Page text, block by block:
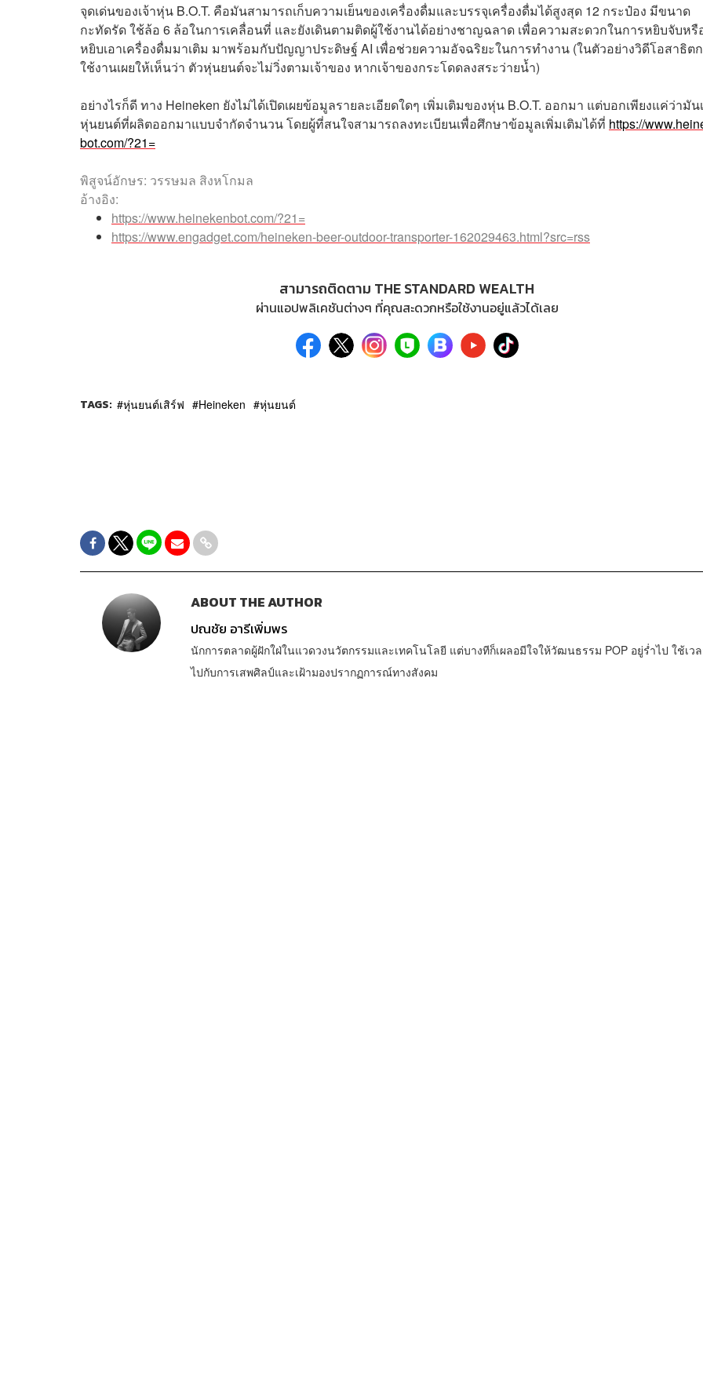
จุดเด่นของเจ้าหุ่น B.O.T. คือมันสามารถเก็บความเย็นของเครื่องดื่มและบรรจุเครื่องดื่มได้สูงสุด 12 กระป๋อง มีขนาด
กะทัดรัด ใช้ล้อ 6 ล้อในการเคลื่อนที่ และยังเดินตามติดผู้ใช้งานได้อย่างชาญฉลาด เพื่อความสะดวกในการหยิบจับหรื
หยิบเอาเครื่องดื่มมาเติม มาพร้อมกับปัญญาประดิษฐ์ AI เพื่อช่วยความอัจฉริยะในการทำงาน (ในตัวอย่างวิดีโอสาธิต
ใช้งานเผยให้เห็นว่า ตัวหุ่นยนต์จะไม่วิ่งตามเจ้าของ หากเจ้าของกระโดดลงสระว่ายน้ำ)
อย่างไรก็ดี ทาง Heineken ยังไม่ได้เปิดเผยข้อมูลรายละเอียดใดๆ เพิ่มเติมของหุ่น B.O.T. ออกมา แต่บอกเพียงแค่ว่ามัน
หุ่นยนต์ที่ผลิตออกมาแบบจำกัดจำนวน โดยผู้ที่สนใจสามารถลงทะเบียนเพื่อศึกษาข้อมูลเพิ่มเติมได้ที่ https://
bot.com/?21=
พิสูจน์อักษร: วรรษมล สิงหโกมล
อ้างอิง:
https://www.heinekenbot.com/?21=
https://www.engadget.com/heineken-beer-outdoor-transporter-162029463.html?src=rss
สามารถติดตาม THE STANDARD WEALTH
ผ่านแอปพลิเคชันต่างๆ ที่คุณสะดวกหรือใช้งานอยู่แล้วได้เลย
TAGS: หุ่นยนต์เสิร์ฟ Heineken หุ่นยนต์
ABOUT THE AUTHOR
ปณชัย อารีเพิ่มพร
นักการตลาดผู้ฝักใฝ่ในแวดวงนวัตกรรมและเทคโนโลยี แต่บางทีก็เผลอมีใจให้วัฒนธรรม POP อยู่ร่ำไป ใช้เวล
ไปกับการเสพศิลป์และเฝ้ามองปรากฏการณ์ทางสังคม